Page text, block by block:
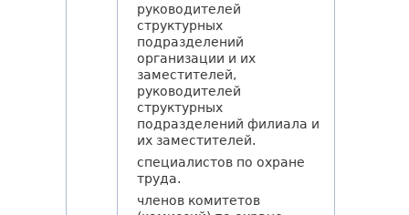
руководителей
структурных
подразделений
организации и их
заместителей,
руководителей
структурных
подразделений филиала и
их заместителей.
специалистов по охране
труда.
членов комитетов